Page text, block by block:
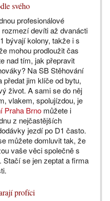
svého
profesionálové
devíti až dvanácti
bývají kolony, takže i s
mohou prodloužit čas
nad tím, jak přepravit
Na SB Stěhování
předat jim klíče od bytu,
život. A sami se do něj
vlakem, spolujízdou, je
Praha Brno můžete i
z nejčastějších
jezdí po D1 často.
můžete domluvit tak, že
vaše věci společně s
se jen zeptat a firma
profíci